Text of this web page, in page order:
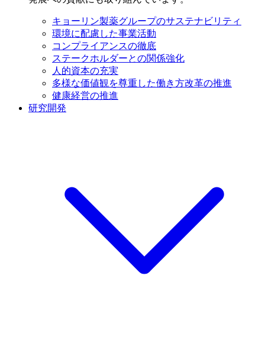
キョーリン製薬グループのサステナビリティ
環境に配慮した事業活動
コンプライアンスの徹底
ステークホルダーとの関係強化
人的資本の充実
多様な価値観を尊重した働き方改革の推進
健康経営の推進
研究開発